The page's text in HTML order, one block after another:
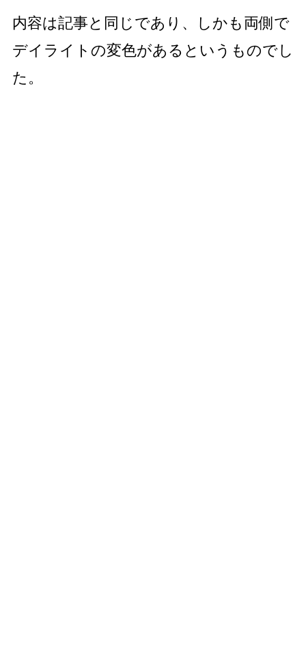
内容は記事と同じであり、しかも両側で
デイライトの変色があるというものでし
た。